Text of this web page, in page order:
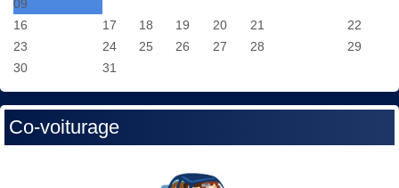
09
16 17 18 19 20 21
22
23
24 25 26 27 28
29
30
31
Co-voiturage